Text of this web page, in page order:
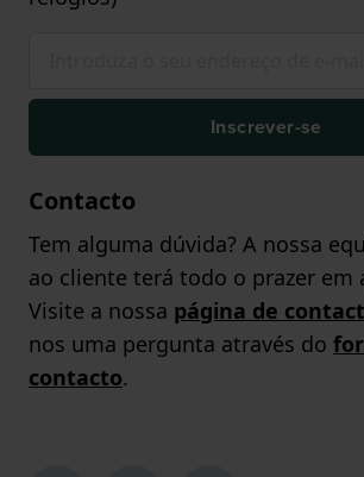
Inscrever-se
Contacto
Tem alguma dúvida? A nossa
ao cliente terá todo o prazer em
Visite a nossa página de
nos uma pergunta através do
contacto.